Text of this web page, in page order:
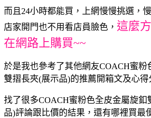
而且24小時都能買，上網慢慢挑選，
店家開門也不用看店員臉色， 這麼
在網路上購買~~
於是我也參考了其他網友COACH蜜粉
雙摺長夾(展示品)的推薦開箱文及心得
找了很多COACH蜜粉色全皮金屬旋釦
品)評論跟比價的結果，還有哪裡買最